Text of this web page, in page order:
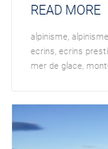
READ MORE
alpinisme,
ecrins ecrins
mer de glace,